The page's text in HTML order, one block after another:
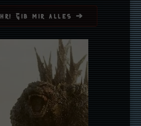
Gib mir alles ➔